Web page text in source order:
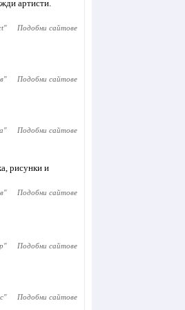
артисти.
" Подобни сайтове
" Подобни сайтове
" Подобни сайтове
рисунки и
" Подобни сайтове
" Подобни сайтове
" Подобни сайтове